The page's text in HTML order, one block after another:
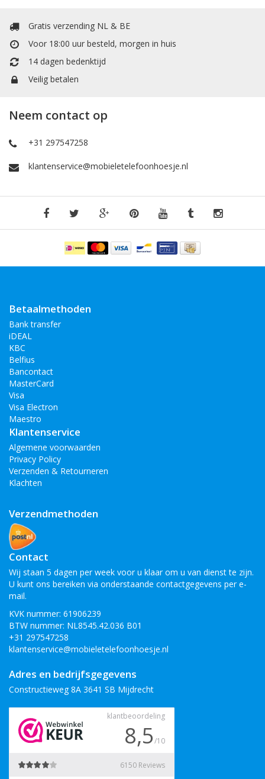
Gratis verzending NL & BE
Voor 18:00 uur besteld, morgen in huis
14 dagen bedenktijd
Veilig betalen
Neem contact op
+31 297547258
klantenservice@mobieletelefoonhoesje.nl
Betaalmethoden
Bank transfer
iDEAL
KBC
Belfius
Bancontact
MasterCard
Visa
Visa Electron
Maestro
Klantenservice
Algemene voorwaarden
Privacy Policy
Verzenden & Retourneren
Klachten
Verzendmethoden
Contact
Wij staan 5 dagen per week voor u klaar om u van dienst te zijn.
U kunt ons bereiken via onderstaande contactgegevens per e-
mail.
KVK nummer: 61906239
BTW nummer: NL8545.42.036 B01
+31 297547258
klantenservice@mobieletelefoonhoesje.nl
Adres en bedrijfsgegevens
Constructieweg 8A 3641 SB Mijdrecht